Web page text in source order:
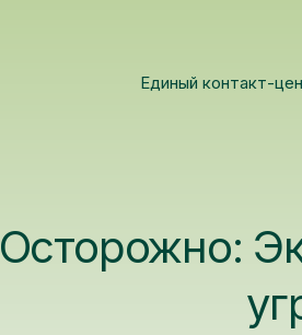
Единый контакт-
Осторожно: